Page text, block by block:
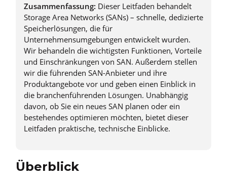
Zusammenfassung: Dieser Leitfaden behandelt
Storage Area Networks (SANs) – schnelle, dedizierte
Speicherlösungen, die für
Unternehmensumgebungen entwickelt wurden.
Wir behandeln die wichtigsten Funktionen, Vorteile
und Einschränkungen von SAN. Außerdem stellen
wir die führenden SAN-Anbieter und ihre
Produktangebote vor und geben einen Einblick in
die branchenführenden Lösungen. Unabhängig
davon, ob Sie ein neues SAN planen oder ein
bestehendes optimieren möchten, bietet dieser
Leitfaden praktische, technische Einblicke.
Überblick